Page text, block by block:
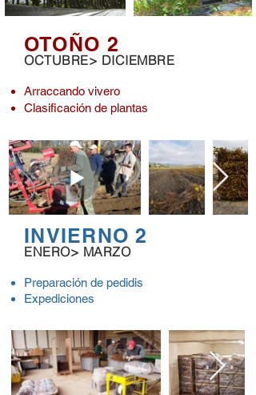
OTOÑO 2
OCTUBRE> DICIEMBRE
Arraccando vivero
Clasificación de plantas
INVIERNO 2
ENERO> MARZO
Preparación de pedidis
Expediciones